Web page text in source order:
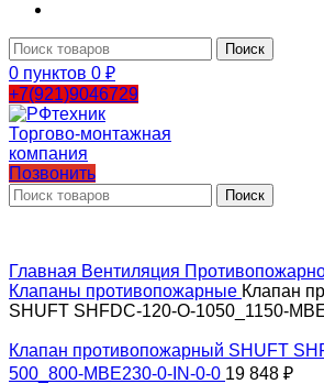
Поиск
0 пунктов 0 ₽
+7(921)9046729
Позвонить
Поиск
Главная Вентиляция
Клапаны противопожарные Клапан
SHUFT SHFDC-120-O-1050_1150-
Клапан противопожарный SHUFT
500_800-MBE230-0-IN-0-0 19 848 ₽